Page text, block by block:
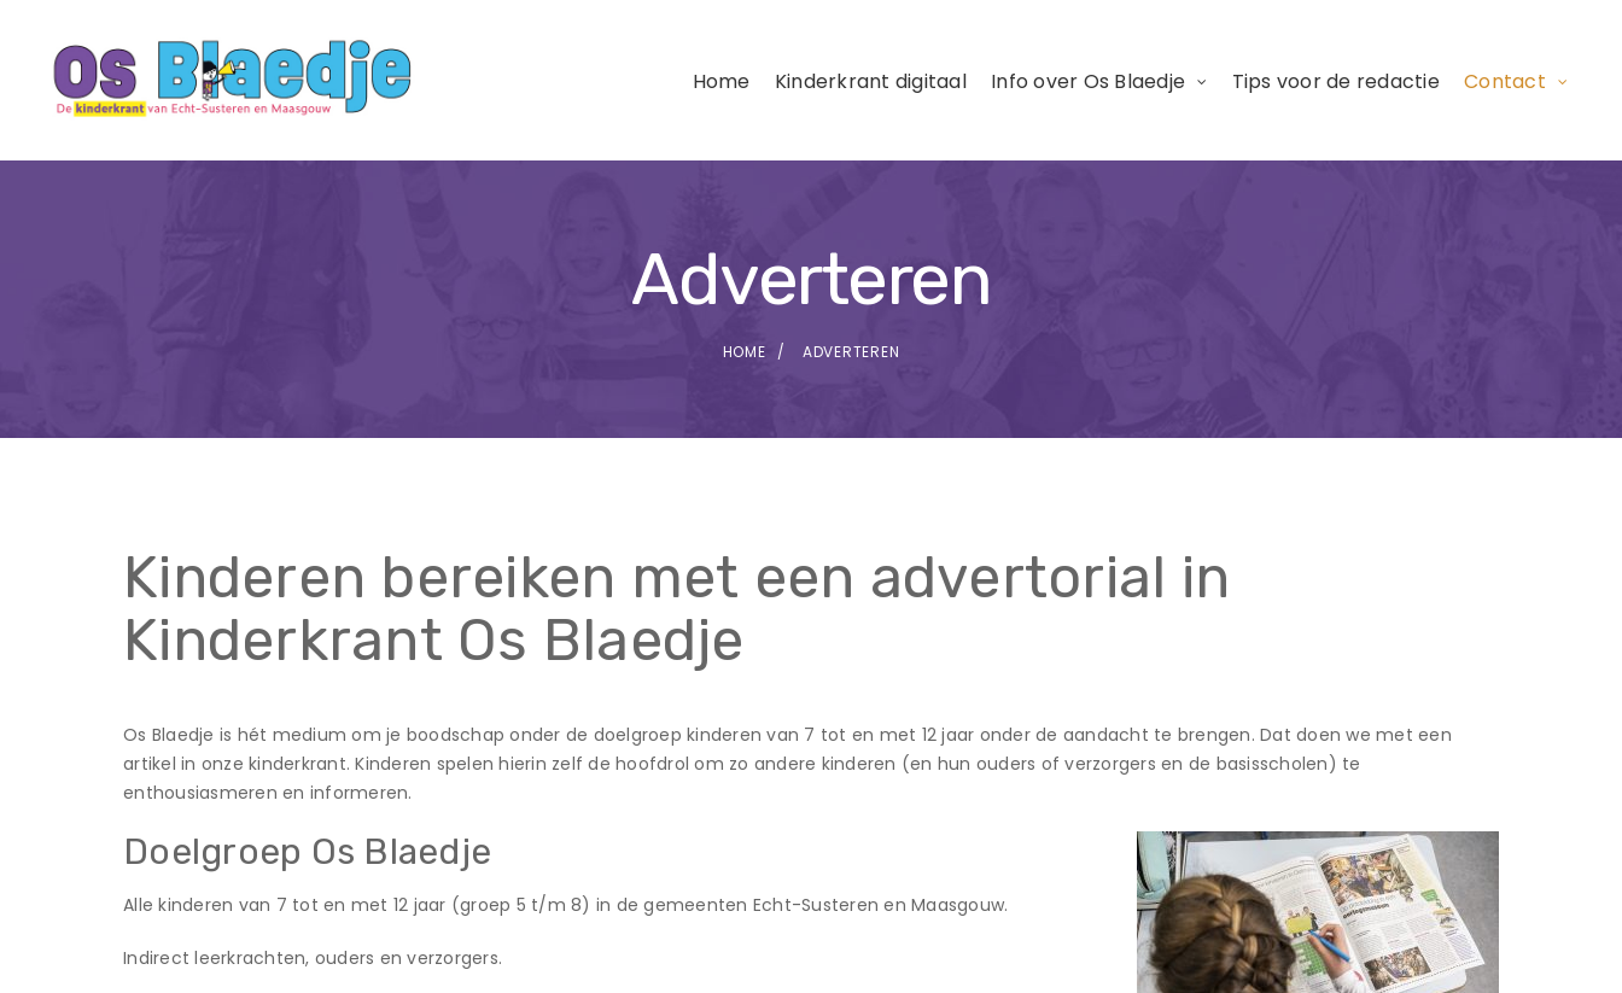
Home Kinderkrant digitaal Info over Os Blaedje Tips voor de redactie Contact
Adverteren
HOME ADVERTEREN
Kinderen bereiken met een advertorial in
Kinderkrant Os Blaedje
Os Blaedje is hét medium om je boodschap onder de doelgroep kinderen van 7 tot en met 12 jaar onder de aandacht te brengen. Dat doen we met een
artikel in onze kinderkrant. Kinderen spelen hierin zelf de hoofdrol om zo andere kinderen (en hun ouders of verzorgers en de basisscholen) te
enthousiasmeren en informeren.
Doelgroep Os Blaedje
Alle kinderen van 7 tot en met 12 jaar (groep 5 t/m 8) in de gemeenten Echt-Susteren en Maasgouw.
Indirect leerkrachten, ouders en verzorgers.